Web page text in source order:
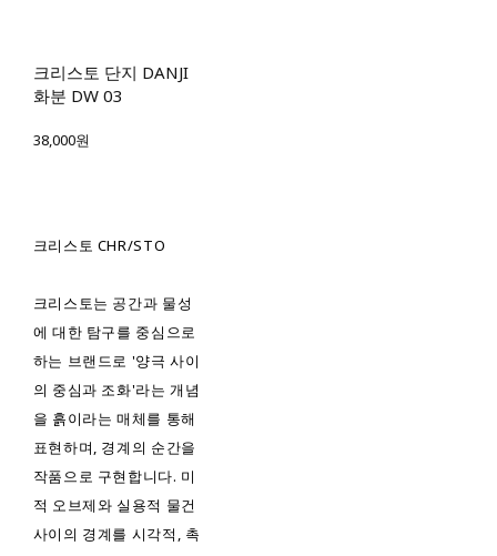
크리스토 단지 DANJI
화분 DW 03
38,000원
크리스토 CHR/STO
크리스토는 공간과 물성
에 대한 탐구를 중심으로
하는 브랜드로 '양극 사이
의 중심과 조화'라는 개념
을 흙이라는 매체를 통해
표현하며, 경계의 순간을
작품으로 구현합니다. 미
적 오브제와 실용적 물건
사이의 경계를 시각적, 촉